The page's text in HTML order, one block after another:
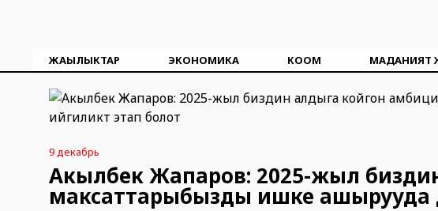
ЖАҢЫЛЫКТАР ЭКОНОМИКА КООМ МАДАНИЯТ
9 декабрь
Акылбек Жапаров: 2025-жыл
максаттарыбызды ишке ашырууда